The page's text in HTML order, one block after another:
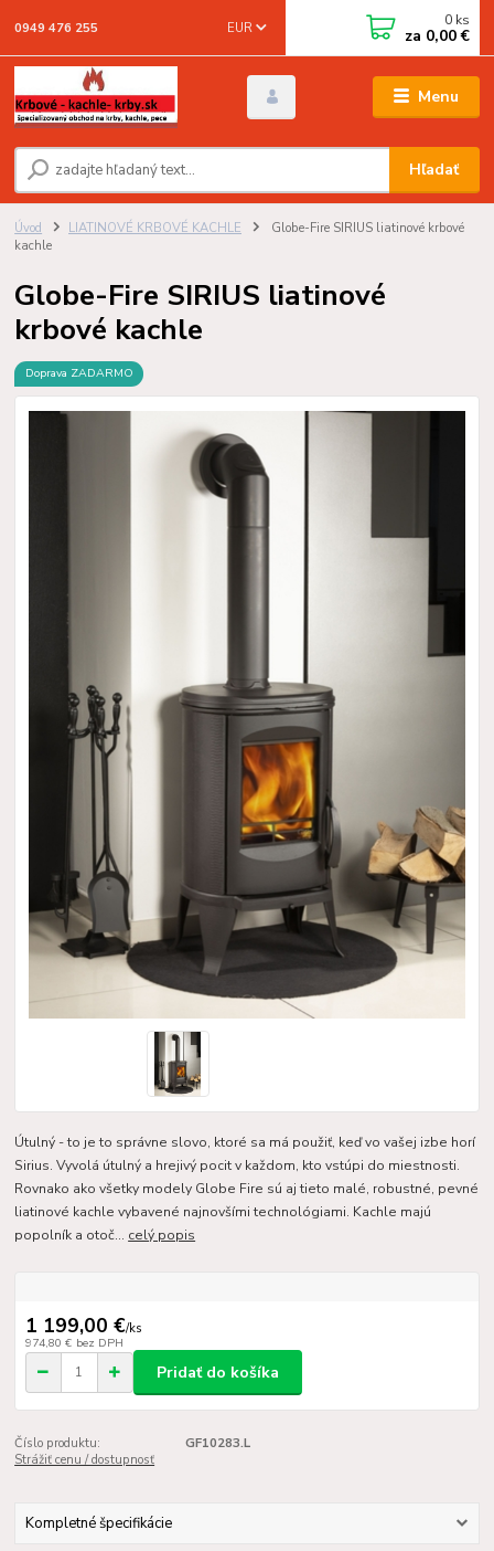
Menu
EUR
Hľadať
0949 476 255 0 ks
za 0,00 €
Úvod LIATINOVÉ KRBOVÉ KACHLE
Globe-Fire SIRIUS liatinové krbové
kachle
Globe-Fire SIRIUS liatinové
krbové kachle
Doprava ZADARMO
Útulný - to je to správne slovo, ktoré sa má použiť, keď vo vašej izbe horí
Sirius. Vyvolá útulný a hrejivý pocit v každom, kto vstúpi do miestnosti.
Rovnako ako všetky modely Globe Fire sú aj tieto malé, robustné, pevné
liatinové kachle vybavené najnovšími technológiami. Kachle majú
popolník a otoč... celý popis
1 199,00 €/ks
974,80 € bez DPH
Pridať do košíka
Číslo produktu:
GF10283.L
Strážiť cenu / dostupnosť
Kompletné špecifikácie